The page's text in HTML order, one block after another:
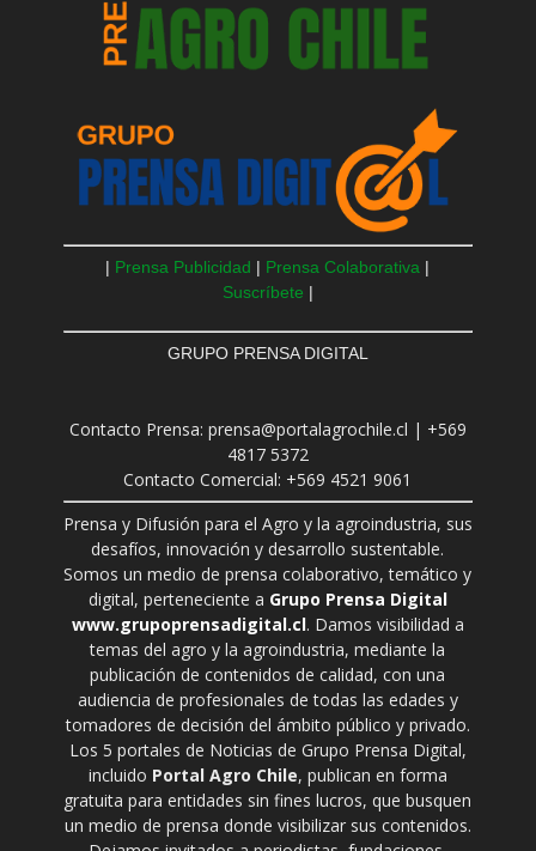
| Prensa Publicidad | Prensa Colaborativa |
Suscríbete |
GRUPO PRENSA DIGITAL
Contacto Prensa: prensa@portalagrochile.cl | +569
4817 5372
Contacto Comercial: +569 4521 9061
Prensa y Difusión para el Agro y la agroindustria, sus
desafíos, innovación y desarrollo sustentable.
Somos un medio de prensa colaborativo, temático y
digital, perteneciente a Grupo Prensa Digital
www.grupoprensadigital.cl. Damos visibilidad a
temas del agro y la agroindustria, mediante la
publicación de contenidos de calidad, con una
audiencia de profesionales de todas las edades y
tomadores de decisión del ámbito público y privado.
Los 5 portales de Noticias de Grupo Prensa Digital,
incluido Portal Agro Chile, publican en forma
gratuita para entidades sin fines lucros, que busquen
un medio de prensa donde visibilizar sus contenidos.